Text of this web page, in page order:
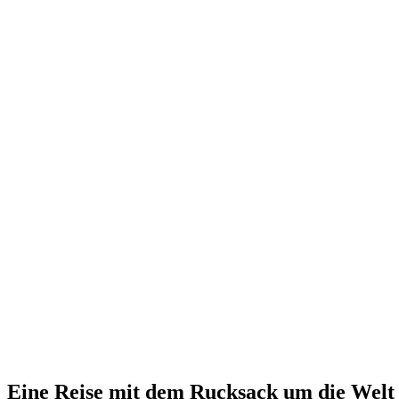
Eine Reise mit dem Rucksack um die